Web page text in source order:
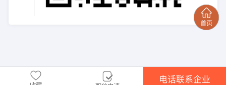
电话联系企业